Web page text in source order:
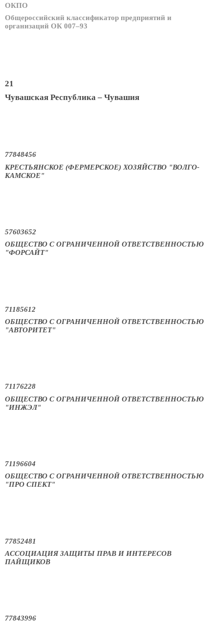
ОКПО
Общероссийский классификатор предприятий и
организаций ОК 007–93
21
Чувашская Республика – Чувашия
77848456
КРЕСТЬЯНСКОЕ (ФЕРМЕРСКОЕ) ХОЗЯЙСТВО "ВОЛГО-
КАМСКОЕ"
57603652
ОБЩЕСТВО С ОГРАНИЧЕННОЙ ОТВЕТСТВЕННОСТЬЮ
"ФОРСАЙТ"
71185612
ОБЩЕСТВО С ОГРАНИЧЕННОЙ ОТВЕТСТВЕННОСТЬЮ
"АВТОРИТЕТ"
71176228
ОБЩЕСТВО С ОГРАНИЧЕННОЙ ОТВЕТСТВЕННОСТЬЮ
"ИНЖЭЛ"
71196604
ОБЩЕСТВО С ОГРАНИЧЕННОЙ ОТВЕТСТВЕННОСТЬЮ
"ПРО СПЕКТ"
77852481
АССОЦИАЦИЯ ЗАЩИТЫ ПРАВ И ИНТЕРЕСОВ
ПАЙЩИКОВ
77843996